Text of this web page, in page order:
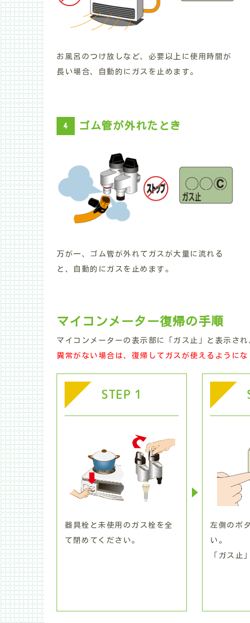
お風呂のつけ放しなど、必要以上に使用時間が
長い場合、自動的にガスを止めます。
4 ゴム管が外れたとき
万が一、ゴム管が外れてガスが大量に流れる
と、自動的にガスを止めます。
マイコンメーター復帰の手順
マイコンメーターの表示部に「ガス止」と表示さ
異常がない場合は、復帰してガスが使えるようにな
STEP 1
器具栓と未使用のガス栓を全
て閉めてください。
左側のボ
い。
「ガス止